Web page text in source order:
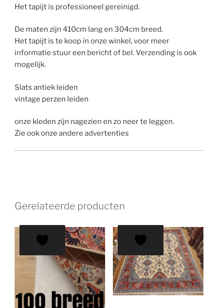
Het tapijt is professioneel gereinigd.
De maten zijn 410cm lang en 304cm breed.
Het tapijt is te koop in onze winkel, voor meer
informatie stuur een bericht of bel. Verzending is ook
mogelijk.
Slats antiek leiden
vintage perzen leiden
onze kleden zijn nagezien en zo neer te leggen.
Zie ook onze andere advertenties
Gerelateerde producten